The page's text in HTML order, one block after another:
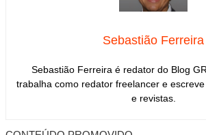
Sebastião Ferreira
Sebastião Ferreira é redator do Blog
trabalha como redator freelancer e
e revistas.